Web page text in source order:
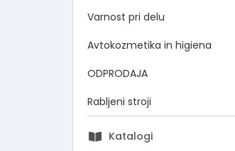
Varnost pri delu
Avtokozmetika in higiena
ODPRODAJA
Rabljeni stroji
Katalogi